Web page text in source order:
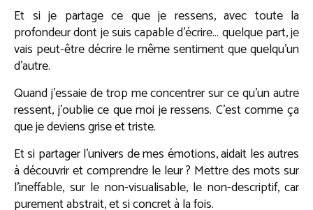
Et si je partage ce que je ressens, avec toute la
profondeur dont je suis capable d’écrire… quelque part, je
vais peut-être décrire le même sentiment que quelqu’un
d’autre.
Quand j’essaie de trop me concentrer sur ce qu’un autre
ressent, j’oublie ce que moi je ressens. C’est comme ça
que je deviens grise et triste.
Et si partager l’univers de mes émotions, aidait les autres
à découvrir et comprendre le leur ? Mettre des mots sur
l’ineffable, sur le non-visualisable, le non-descriptif, car
purement abstrait, et si concret à la fois.